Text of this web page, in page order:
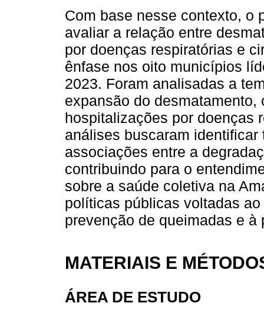
Com base nesse contexto, o
avaliar a relação entre
por doenças respiratórias e
ênfase nos oito municípios
2023. Foram analisadas a
expansão do
hospitalizações por doenças
análises buscaram
associações entre a
contribuindo para o
sobre a saúde coletiva na
políticas públicas voltadas
prevenção de queimadas e
MATERIAIS E
ÁREA DE ESTUDO